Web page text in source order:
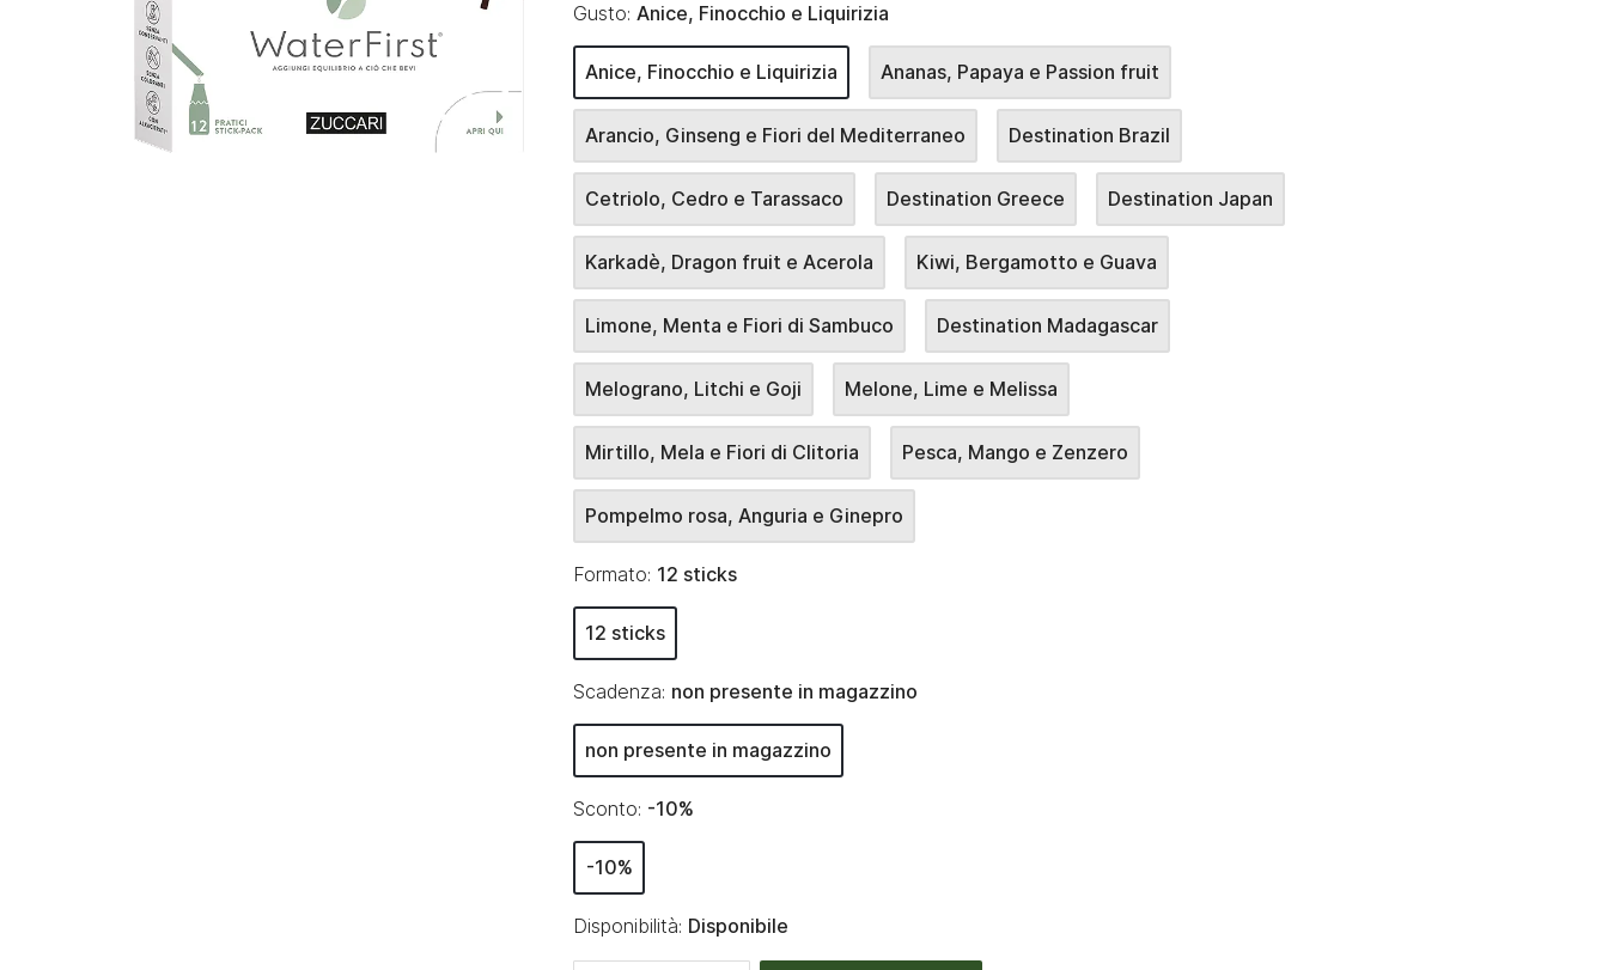
Gusto:Anice, Finocchio e Liquirizia
Anice, Finocchio e Liquirizia Ananas, Papaya e Passion fruit
Arancio, Ginseng e Fiori del Mediterraneo Destination Brazil
Cetriolo, Cedro e Tarassaco Destination Greece Destination Japan
Karkadè, Dragon fruit e Acerola Kiwi, Bergamotto e Guava
Limone, Menta e Fiori di Sambuco Destination Madagascar
Melograno, Litchi e Goji Melone, Lime e Melissa
Mirtillo, Mela e Fiori di Clitoria Pesca, Mango e Zenzero
Pompelmo rosa, Anguria e Ginepro
Formato: 12 sticks
12 sticks
Scadenza: non presente in magazzino
non presente in magazzino
Sconto: -10%
-10%
Disponibilità: Disponibile